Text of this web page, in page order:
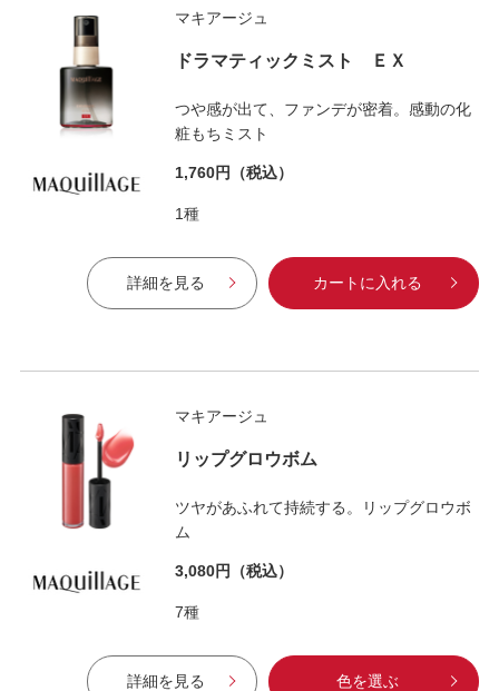
マキアージュ
ドラマティックミスト ＥＸ
つや感が出て、ファンデが密着。感動の化
粧もちミスト
1,760円 （税込）
1種
詳細を見る カートに入れる
マキアージュ
リップグロウボム
ツヤがあふれて持続する。リップグロウボ
ム
3,080円 （税込）
7種
詳細を見る 色を選ぶ